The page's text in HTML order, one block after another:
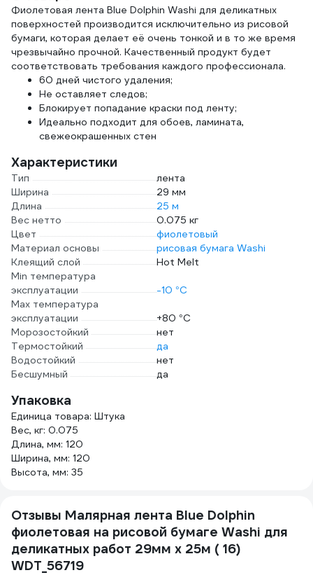
Фиолетовая лента Blue Dolphin Washi для деликатных
поверхностей производится исключительно из рисовой
бумаги, которая делает её очень тонкой и в то же время
чрезвычайно прочной. Качественный продукт будет
соответствовать требования каждого профессионала.
60 дней чистого удаления;
Не оставляет следов;
Блокирует попадание краски под ленту;
Идеально подходит для обоев, ламината,
свежеокрашенных стен
Характеристики
Тип
лента
Ширина
29 мм
Длина
25 м
Вес нетто
0.075 кг
Цвет
фиолетовый
Материал основы
рисовая бумага Washi
Клеящий слой
Hot Melt
Min температура
эксплуатации
-10 °С
Max температура
эксплуатации
+80 °С
Морозостойкий
нет
Термостойкий
да
Водостойкий
нет
Бесшумный
да
Упаковка
Единица товара: Штука
Вес, кг: 0.075
Длина, мм: 120
Ширина, мм: 120
Высота, мм: 35
Отзывы Малярная лента Blue Dolphin
фиолетовая на рисовой бумаге Washi для
деликатных работ 29мм x 25м ( 16)
WDT_56719